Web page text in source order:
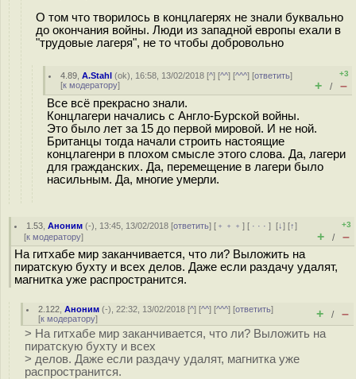
О том что творилось в концлагерях не знали буквально
до окончания войны. Люди из западной европы ехали в
"трудовые лагеря", не то чтобы добровольно
4.89 ,A.Stahl (ok), 16:58, 13/02/2018 [^] [^^] [^^^] [ответить]
[к модератору]
+3
+ / –
Все всё прекрасно знали.
Концлагери начались с Англо-Бурской войны.
Это было лет за 15 до первой мировой. И не ной.
Британцы тогда начали строить настоящие
концлагенри в плохом смысле этого слова. Да, лагери
для гражданских. Да, перемещение в лагери было
насильным. Да, многие умерли.
1.53 ,Аноним (-), 13:45, 13/02/2018 [ответить] [ ﹢﹢﹢] [ · · ·][↓] [↑]
[к модератору]
+3
+ / –
На гитхабе мир заканчивается, что ли? Выложить на
пиратскую бухту и всех делов. Даже если раздачу удалят,
магнитка уже распространится.
2.122 ,Аноним (-), 22:32, 13/02/2018 [^] [^^] [^^^] [ответить]
[к модератору] + / –
> На гитхабе мир заканчивается, что ли? Выложить на
пиратскую бухту и всех
> делов. Даже если раздачу удалят, магнитка уже
распространится.